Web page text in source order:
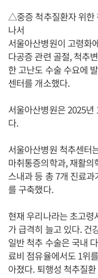
△중증 척추질환자 위한
나서
서울아산병원이 고령화
다공증 관련 골절, 척추
한 고난도 수술 수요에
센터를 개소했다.
서울아산병원은 2025
다.
서울아산병원 척추센터
마취통증의학과, 재활
스내과 등 총 7개 진료
를 구축했다.
현재 우리나라는 초고
가 급격히 늘고 있다. 건
일반 척추 수술은 국내
료비 점유율에서도 1위
아졌다. 퇴행성 척추질